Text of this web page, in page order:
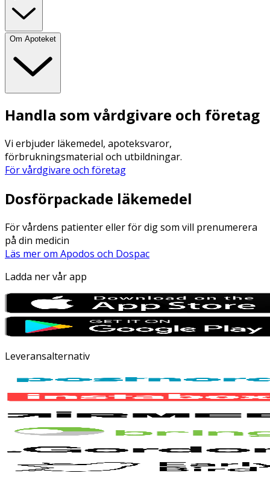
Om Apoteket
Handla som vårdgivare och företag
Vi erbjuder läkemedel, apoteksvaror,
förbrukningsmaterial och utbildningar.
För vårdgivare och företag
Dosförpackade läkemedel
För vårdens patienter eller för dig som vill prenumerera
på din medicin
Läs mer om Apodos och Dospac
Ladda ner vår app
Leveransalternativ